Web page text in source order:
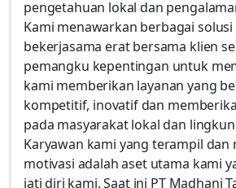
pengetahuan lokal dan
Kami menawarkan berbagai
bekerjasama erat bersama klien
pemangku kepentingan untuk
kami memberikan layanan yang
kompetitif, inovatif dan
pada masyarakat lokal dan
Karyawan kami yang terampil dan
motivasi adalah aset utama kami
jati diri kami. Saat ini PT Madhani